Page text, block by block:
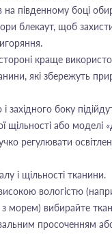
на південному боці
блекаут, щоб
краще
які збережуть
західного боку
щільності або моделі
регулювати
і щільності тканини.
вологістю
морем) вибирайте
просоченням